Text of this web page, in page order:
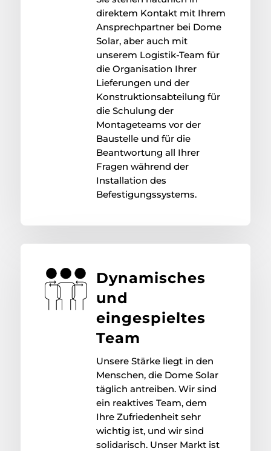
direktem Kontakt mit Ihrem
Ansprechpartner bei Dome
Solar, aber auch mit
unserem Logistik-Team für
die Organisation Ihrer
Lieferungen und der
Konstruktionsabteilung für
die Schulung der
Montageteams vor der
Baustelle und für die
Beantwortung all Ihrer
Fragen während der
Installation des
Befestigungssystems.
Dynamisches
und
eingespieltes
Team
Unsere Stärke liegt in den
Menschen, die Dome Solar
täglich antreiben. Wir sind
ein reaktives Team, dem
Ihre Zufriedenheit sehr
wichtig ist, und wir sind
solidarisch. Unser Markt ist